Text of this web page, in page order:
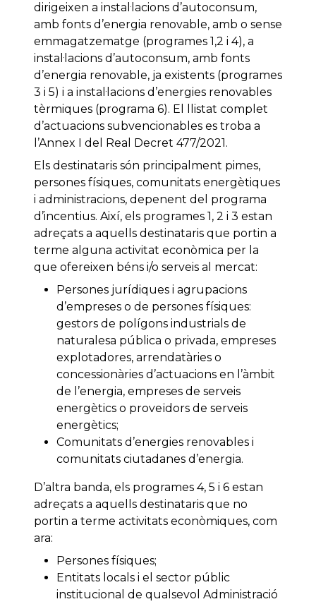
dirigeixen a instal·lacions d’autoconsum,
amb fonts d’energia renovable, amb o sense
emmagatzematge (programes 1,2 i 4), a
instal·lacions d’autoconsum, amb fonts
d’energia renovable, ja existents (programes
3 i 5) i a instal·lacions d’energies renovables
tèrmiques (programa 6). El llistat complet
d’actuacions subvencionables es troba a
l’Annex I del Real Decret 477/2021.
Els destinataris són principalment pimes,
persones físiques, comunitats energètiques
i administracions, depenent del programa
d’incentius. Així, els programes 1, 2 i 3 estan
adreçats a aquells destinataris que portin a
terme alguna activitat econòmica per la
que ofereixen béns i/o serveis al mercat:
Persones jurídiques i agrupacions
d’empreses o de persones físiques:
gestors de polígons industrials de
naturalesa pública o privada, empreses
explotadores, arrendatàries o
concessionàries d’actuacions en l’àmbit
de l’energia, empreses de serveis
energètics o proveïdors de serveis
energètics;
Comunitats d’energies renovables i
comunitats ciutadanes d’energia.
D’altra banda, els programes 4, 5 i 6 estan
adreçats a aquells destinataris que no
portin a terme activitats econòmiques, com
ara:
Persones físiques;
Entitats locals i el sector públic
institucional de qualsevol Administració